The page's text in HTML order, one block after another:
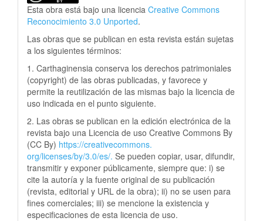
Esta obra está bajo una licencia Creative Commons
Reconocimiento 3.0 Unported.
Las obras que se publican en esta revista están sujetas
a los siguientes términos:
1. Carthaginensia conserva los derechos patrimoniales
(copyright) de las obras publicadas, y favorece y
permite la reutilización de las mismas bajo la licencia de
uso indicada en el punto siguiente.
2. Las obras se publican en la edición electrónica de la
revista bajo una Licencia de uso Creative Commons By
(CC By) https://creativecommons.
org/licenses/by/3.0/es/. Se pueden copiar, usar, difundir,
transmitir y exponer públicamente, siempre que: i) se
cite la autoría y la fuente original de su publicación
(revista, editorial y URL de la obra); ii) no se usen para
fines comerciales; iii) se mencione la existencia y
especificaciones de esta licencia de uso.